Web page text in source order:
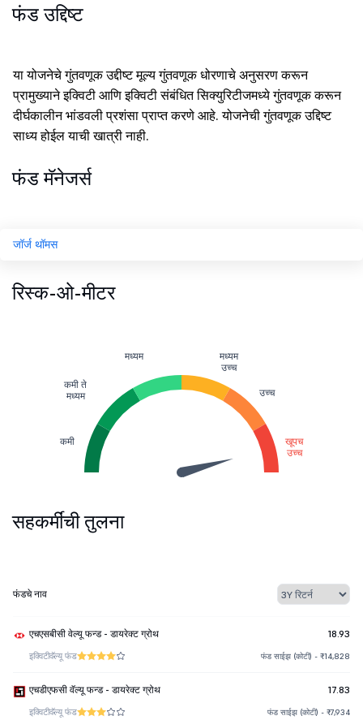
फंड उद्दिष्ट
या योजनेचे गुंतवणूक उद्दीष्ट मूल्य गुंतवणूक धोरणाचे अनुसरण करून
प्रामुख्याने इक्विटी आणि इक्विटी संबंधित सिक्युरिटीजमध्ये गुंतवणूक करून
दीर्घकालीन भांडवली प्रशंसा प्राप्त करणे आहे. योजनेची गुंतवणूक उद्दिष्ट
साध्य होईल याची खात्री नाही.
फंड मॅनेजर्स
जॉर्ज थॉमस
रिस्क-ओ-मीटर
कमी
कमी ते
मध्यम
मध्यम
मध्यम
उच्च
उच्च
खूपच
उच्च
सहकर्मींची तुलना
फंडचे नाव
एचएसबीसी वेल्यू फन्ड - डायरेक्ट ग्रोथ 18.93
इक्विटीवॅल्यू फंड फंड साईझ (कोटी) - ₹14,828
एचडीएफसी वॅल्यू फन्ड - डायरेक्ट ग्रोथ 17.83
इक्विटीवॅल्यू फंड फंड साईझ (कोटी) - ₹7,934